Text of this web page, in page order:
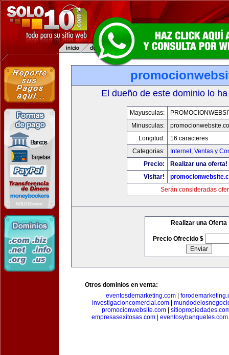
El dueño de este dominio lo
Mayusculas:
Minusculas:
Longitud:
16 caracteres
Categorias:
Internet, Ventas y
Precio:
Realizar una oferta!
Visitar!
Serán consideradas
Realizar una Oferta
Precio Ofrecido $
Otros dominios en venta:
eventosdemarketing.com|
investigacioncomercial.com
promocionwebsite.com
empresasexitosas.com
eventosybanquetes.com